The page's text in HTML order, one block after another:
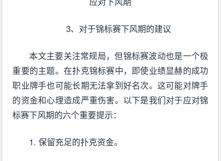
3、对于锦标赛下风期的建议
本文主要关注常规局，但锦标赛波动也是一个极
重要的主题。在扑克锦标赛中，即使业绩显赫的成功
职业牌手也可能长期无法拿到好名次。这可能对牌手
的资金和心理造成严重伤害。以下是我们对于应对锦
标赛下风期的六个重要提示：
1. 保留充足的扑克资金。